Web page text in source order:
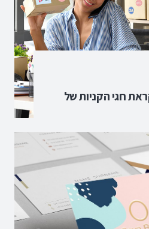
חגי הקניות של